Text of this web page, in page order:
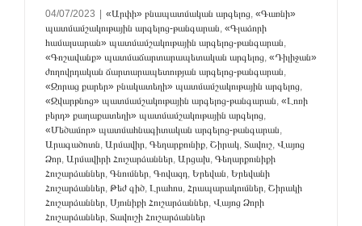
04/07/2023 | «Արփի» բնապատմական արգելոց «Գառնի»
պատմամշակութային արգելոց-թանգարան «Գլաձորի
համալսարան» պատմամշակութային արգելոց-թանգարան
«Գոշավանք» պատմաճարտարապետական արգելոց «Դիլիջան»
ժողովրդական ճարտարապետության արգելոց-թանգարան
«Զորաց քարեր» բնակատեղի» պատմամշակութային արգելոց
«Զվարթնոց» պատմամշակութային արգելոց-թանգարան «Լոռի
բերդ» քաղաքատեղի» պատմամշակութային արգելոց
«Մեծամոր» պատմահնագիտական արգելոց-թանգարան
Արագածոտն Արմավիր Գեղարքունիք Շիրակ Տավուշ Վայոց
Ձոր Արմավիրի Հուշարձաններ Արցախ Գեղարքունիքի
Հուշարձաններ Գնումներ Գովազդ Երեվան Երեվանի
Հուշարձաններ Թեժ գիծ, Լրահոս Հրապարակումներ Շիրակի
Հուշարձաններ Սյունիքի Հուշարձաններ Վայոց Ձորի
Հուշարձաններ Տավուշի Հուշարձաններ